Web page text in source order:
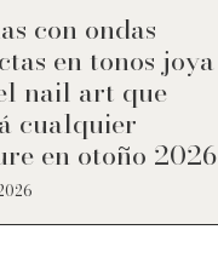
con ondas
en tonos joya
nail art que
cualquier
en otoño 2026